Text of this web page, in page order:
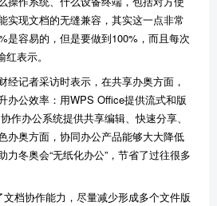
实现文档的无缝兼容，其实这一点非常
是容易的，但是要做到100%，而且每次
表示。
经记者采访时表示，在共享办奥方面，
办公效率：用WPS Office提供流式和版
作办公系统提供共享编辑、快速分享、
办奥方面，协同办公产品能够大大降低
力冬奥会“无纸化办公”，节省了过往很多
档协作能力，尽量减少形成多个文件版